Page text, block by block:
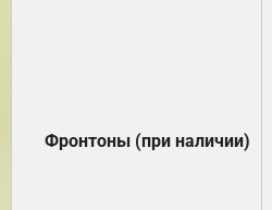
Фронтоны (при наличии)